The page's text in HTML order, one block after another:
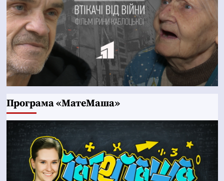
Програма «МатеМаша»